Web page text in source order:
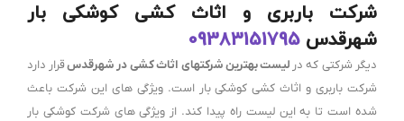
شرکت باربری و اثاث کشی کوشکی بار
شهرقدس 09383151795
دیگر شرکتی که در لیست بهترین شرکتهای اثاث کشی در شهرقدسقرار دارد
شرکت باربری و اثاث کشی کوشکی بار است. ویژگی های این شرکت باعث
شده است تا به این لیست راه پیدا کند. از ویژگی های شرکت کوشکی بار